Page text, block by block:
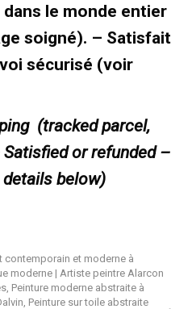
dans le monde entier
soigné). – Satisfait
sécurisé (voir
(tracked parcel,
Satisfied or refunded –
below)
contemporain et moderne à
moderne | Artiste peintre Alarcon
Peinture moderne abstraite à
Peinture sur toile abstraite